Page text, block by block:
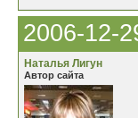
2006-12-
Наталья Лигун
Автор сайта